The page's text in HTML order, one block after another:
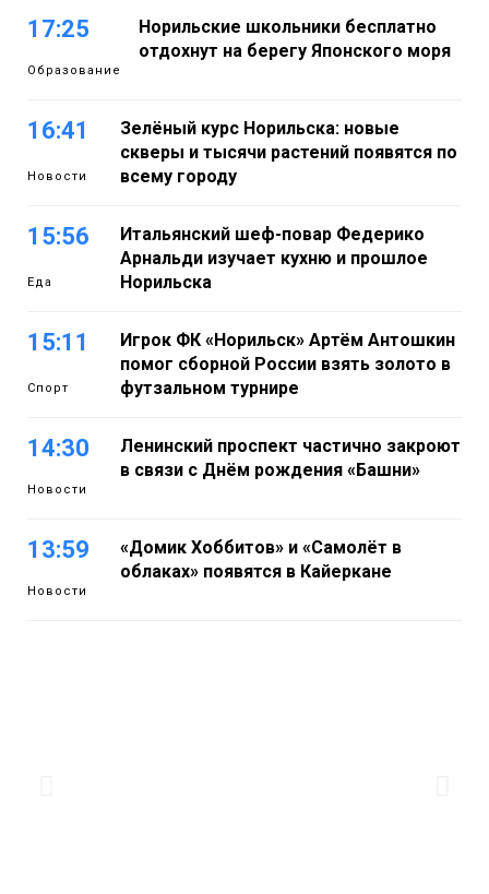
17:25
Образование
Норильские школьники бесплатно
отдохнут на берегу Японского моря
16:41
Новости
Зелёный курс Норильска: новые
скверы и тысячи растений появятся по
всему городу
15:56
Еда
Итальянский шеф-повар Федерико
Арнальди изучает кухню и прошлое
Норильска
15:11
Спорт
Игрок ФК «Норильск» Артём Антошкин
помог сборной России взять золото в
футзальном турнире
14:30
Новости
Ленинский проспект частично закроют
в связи с Днём рождения «Башни»
13:59
Новости
«Домик Хоббитов» и «Самолёт в
облаках» появятся в Кайеркане